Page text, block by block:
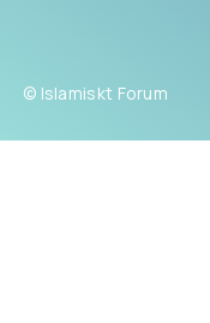
© Islamiskt Forum